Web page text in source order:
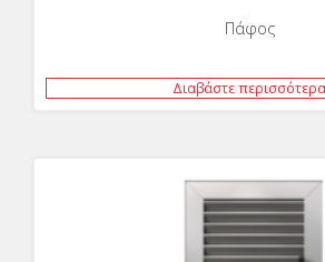
Πάφος
Διαβάστε περισσότερα